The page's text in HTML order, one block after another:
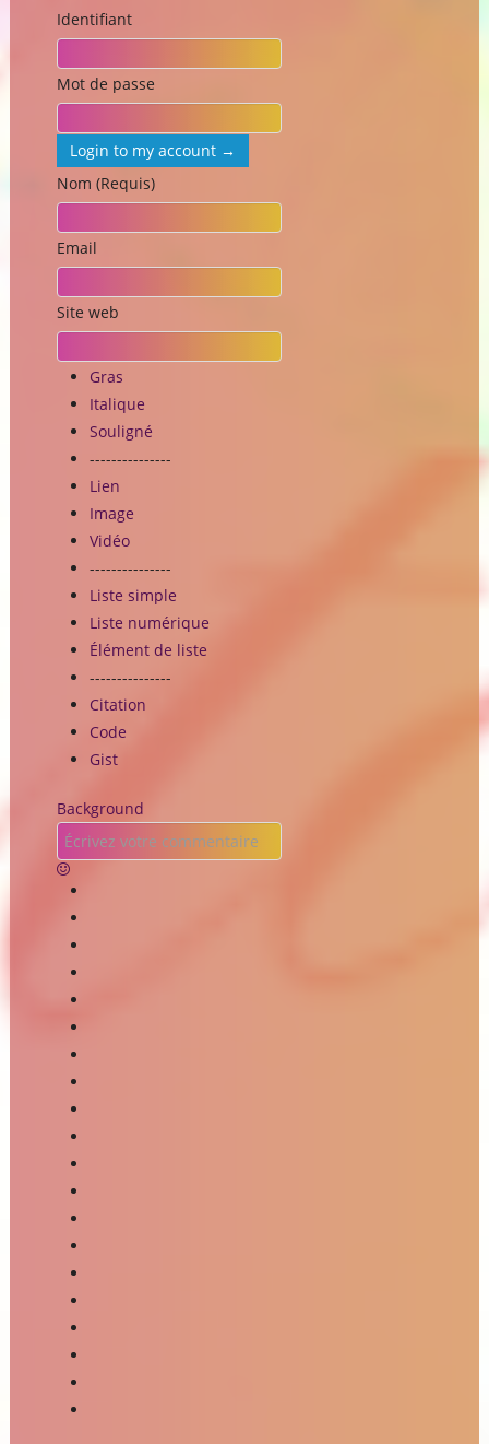
Identifiant
Mot de passe
Login to my account →
Nom (Requis)
Email
Site web
Gras
Italique
Souligné
---------------
Lien
Image
Vidéo
---------------
Liste simple
Liste numérique
Élément de liste
---------------
Citation
Code
Gist
Background